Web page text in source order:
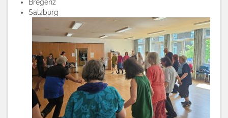
Bregenz
Salzburg